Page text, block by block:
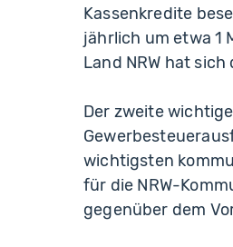
Kassenkredite
jährlich um etwa 1
Land NRW hat
Der zweite
wichtigsten
für die NRW-
gegenüber dem